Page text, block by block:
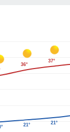
36°
37°
21° 21°